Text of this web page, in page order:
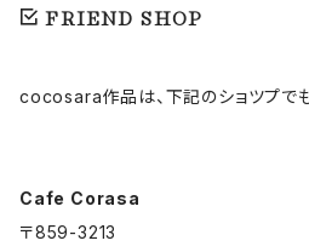
FRIEND SHOP
cocosara作品は、下記のショツプで
Cafe Corasa
〒859-3213